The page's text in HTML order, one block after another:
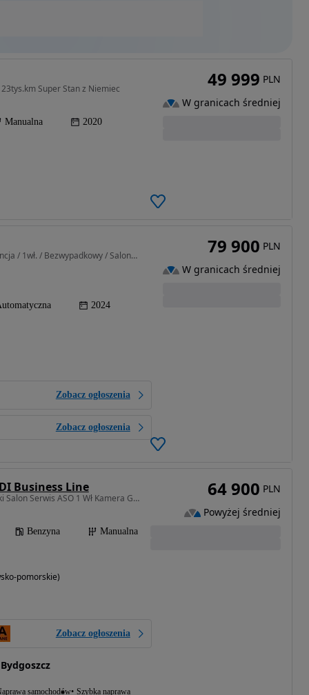
Super Stan z Niemiec
Manualna 2020
49 999 PLN
W granicach średniej
998 cm3 • 100 KM • 1.0 T-GDI L DCT / ASO / Gwarancja / 1wł. / Bezwypadkowy / Salon Polska
2024
Zobacz ogłoszenia
Zobacz ogłoszenia
79 900 PLN
W granicach średniej
Business Line
998 cm3 • 100 KM • Polski Salon Serwis ASO 1 Wł Kamera Grzane Fotele i Kierownica LED Alu
Benzyna Manualna
pomorskie)
Zobacz ogłoszenia
samochodów Szybka naprawa
64 900 PLN
Powyżej średniej